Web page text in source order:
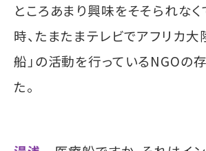
ところあまり興味をそそられな
時、たまたまテレビでアフリカ大
船」の活動を行っているNGOの
た。